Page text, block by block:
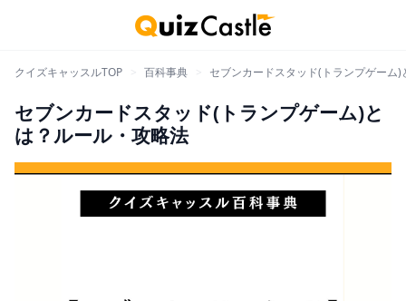
クイズキャッスルTOP 百科事典 セブンカードスタッド(トランプゲーム
セブンカードスタッド(トランプゲーム)と
は？ルール・攻略法